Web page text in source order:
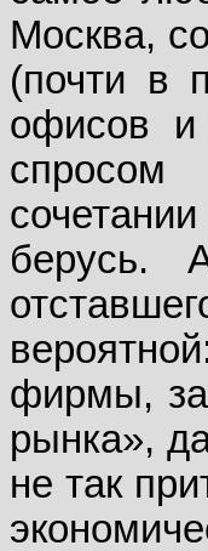
Москва,
(почти в
офисов
спросом
берусь.
фирмы,
рынка»,
не так